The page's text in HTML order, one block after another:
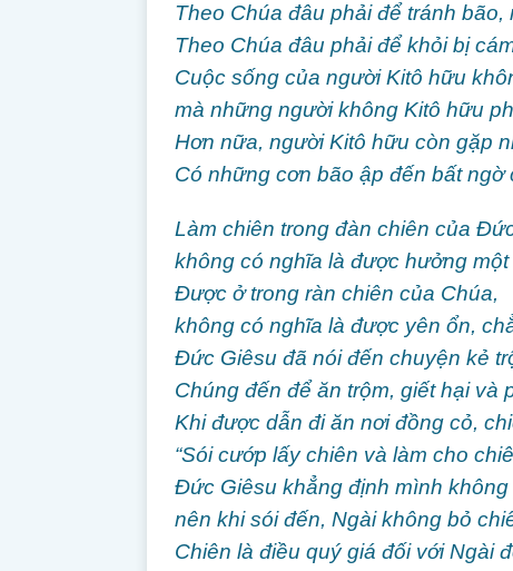
Theo Chúa đâu phải để tránh
Theo Chúa đâu phải để khỏi bị
Cuộc sống của người Kitô hữu
mà những người không Kitô hữu
Hơn nữa, người Kitô hữu còn gặp
Có những cơn bão ập đến bất ngờ
Làm chiên trong đàn chiên của
không có nghĩa là được hưởng
Được ở trong ràn chiên của Chúa,
không có nghĩa là được yên ổn,
Đức Giêsu đã nói đến chuyện kẻ
Chúng đến để ăn trộm, giết hại và
Khi được dẫn đi ăn nơi đồng cỏ,
“Sói cướp lấy chiên và làm cho
Đức Giêsu khẳng định mình
nên khi sói đến, Ngài không bỏ
Chiên là điều quý giá đối với Ngài